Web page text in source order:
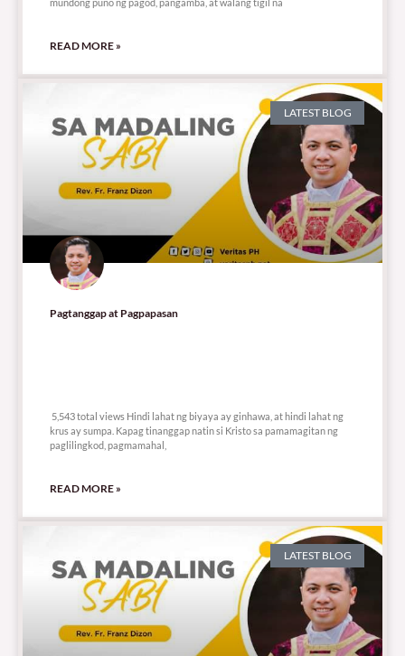
READ MORE »
LATEST BLOG
Pagtanggap at Pagpapasan
5,543 total views Hindi lahat ng biyaya ay ginhawa, at hindi lahat ng
krus ay sumpa. Kapag tinanggap natin si Kristo sa pamamagitan ng
paglilingkod, pagmamahal,
READ MORE »
LATEST BLOG